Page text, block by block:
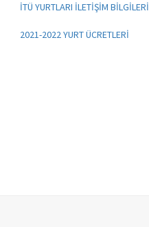
İTÜ YURTLARI İLETİŞİM BİLGİLERİ
2021-2022 YURT ÜCRETLERİ